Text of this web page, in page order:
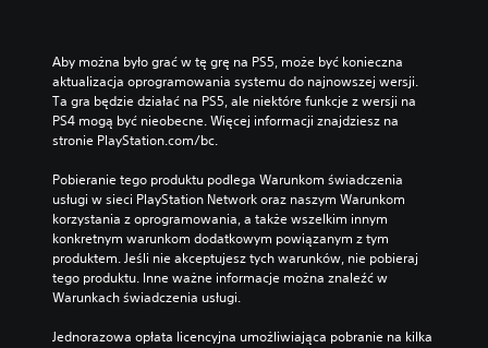
Aby można było grać w tę grę na PS5, może być konieczna
aktualizacja oprogramowania systemu do najnowszej wersji.
Ta gra będzie działać na PS5, ale niektóre funkcje z wersji na
PS4 mogą być nieobecne. Więcej informacji znajdziesz na
stronie PlayStation.com/bc.
Pobieranie tego produktu podlega Warunkom świadczenia
usługi w sieci PlayStation Network oraz naszym Warunkom
korzystania z oprogramowania, a także wszelkim innym
konkretnym warunkom dodatkowym powiązanym z tym
produktem. Jeśli nie akceptujesz tych warunków, nie pobieraj
tego produktu. Inne ważne informacje można znaleźć w
Warunkach świadczenia usługi.
Jednorazowa opłata licencyjna umożliwiająca pobranie na kilka